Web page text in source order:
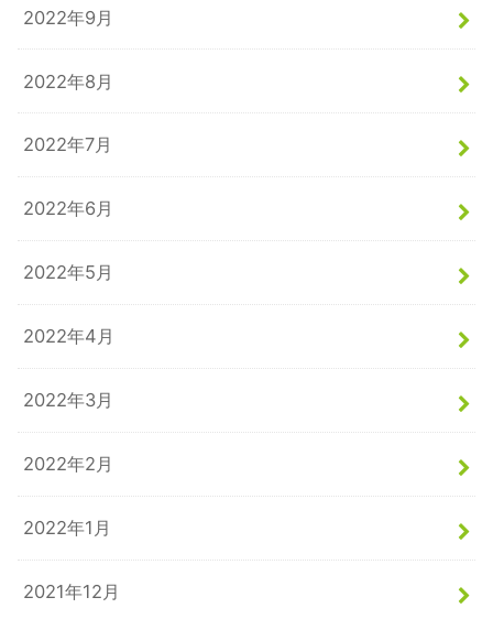
2022年9月
2022年8月
2022年7月
2022年6月
2022年5月
2022年4月
2022年3月
2022年2月
2022年1月
2021年12月